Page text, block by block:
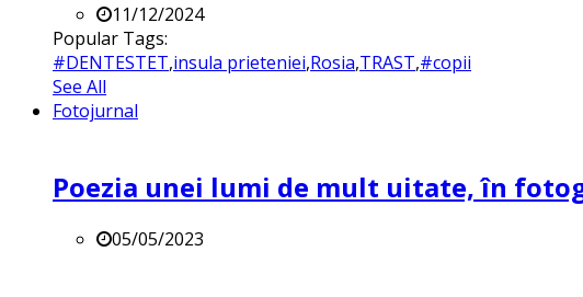
11/12/2024
Popular Tags:
#DENTESTET,insula prieteniei,Rosia,TRAST,#copii
See All
Fotojurnal
Poezia unei lumi de mult uitate, în
05/05/2023